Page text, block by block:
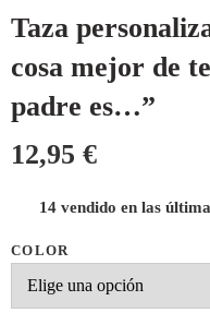
Taza
cosa mejor de
padre es…”
12,95 €
14 vendido en las
COLOR